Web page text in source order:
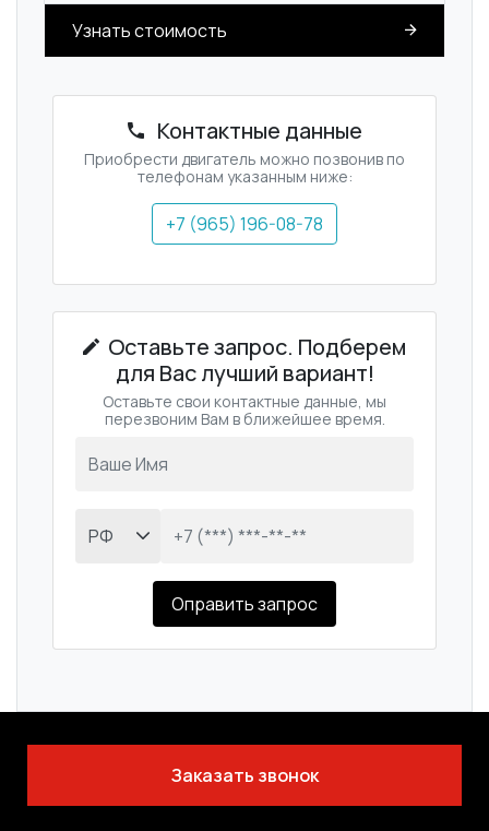
Узнать стоимость
Контактные данные
Приобрести двигатель можно позвонив по
телефонам указанным ниже:
+7 (965) 196-08-78
Оставьте запрос. Подберем
для Вас лучший вариант!
Оставьте свои контактные данные, мы
перезвоним Вам в ближейшее время.
Оправить запрос
Заказать звонок